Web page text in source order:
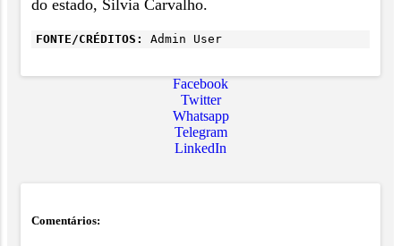
do estado, Silvia Carvalho.
FONTE/CRÉDITOS: Admin User
Facebook
Twitter
Whatsapp
Telegram
LinkedIn
Comentários: